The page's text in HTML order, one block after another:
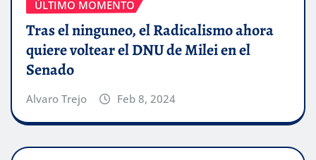
ÚLTIMO MOMENTO
Tras el ninguneo, el Radicalismo ahora
quiere voltear el DNU de Milei en el
Senado
Alvaro Trejo Feb 8, 2024